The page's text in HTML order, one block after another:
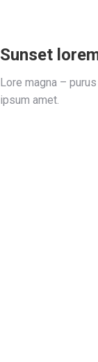
Sunset
Lore magna –
ipsum amet.